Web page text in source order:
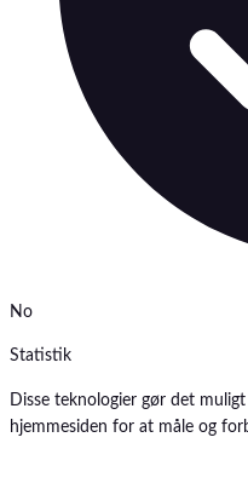
No
Statistik
Disse teknologier gør det
hjemmesiden for at måle og